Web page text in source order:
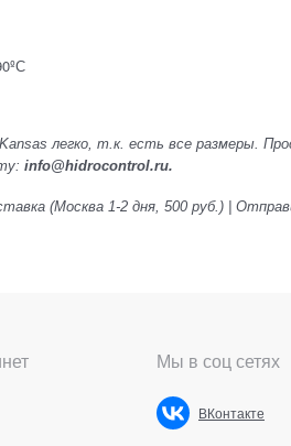
легко, т.к. есть все размеры.
info@hidrocontrol.ru.
(Москва 1-2 дня, 500 руб.) |
Мы в соц сетях
ВКонтакте